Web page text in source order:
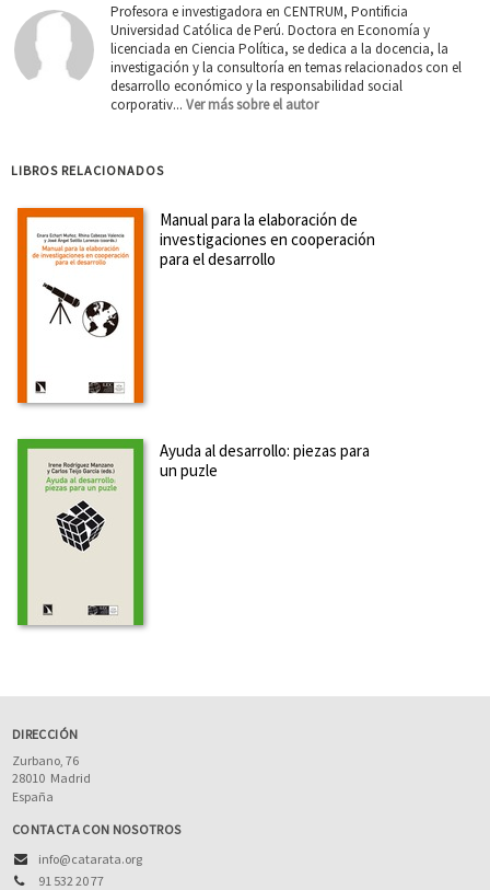
Profesora e investigadora en CENTRUM, Pontificia
Universidad Católica de Perú. Doctora en Economía y
licenciada en Ciencia Política, se dedica a la docencia, la
investigación y la consultoría en temas relacionados con el
desarrollo económico y la responsabilidad social
corporativ... Ver más sobre el autor
LIBROS RELACIONADOS
Manual para la elaboración de
investigaciones en cooperación
para el desarrollo
Ayuda al desarrollo: piezas para
un puzle
DIRECCIÓN
Zurbano, 76
28010 Madrid
España
CONTACTA CON NOSOTROS
info@catarata.org
91 532 20 77